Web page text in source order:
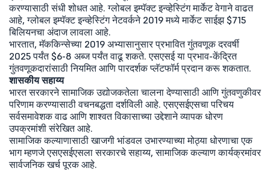
करण्यासाठी संधी शोधत आहे. ग्लोबल इम्पॅक्ट इन्व्हेस्टिंग मार्केट वेगाने वाढत
आहे, ग्लोबल इम्पॅक्ट इन्व्हेस्टिंग नेटवर्कने 2019 मध्ये मार्केट साईझ $715
बिलियनचा अंदाज लावला आहे.
भारतात, मॅककिन्सेच्या 2019 अभ्यासानुसार प्रभावित गुंतवणूक दरवर्षी
2025 पर्यंत $6-8 अब्ज पर्यंत वाढू शकते. एसएसई या प्रभाव-केंद्रित
गुंतवणूकदारांसाठी नियमित आणि पारदर्शक प्लॅटफॉर्म प्रदान करू शकतात.
शासकीय सहाय्य
भारत सरकारने सामाजिक उद्योजकतेला चालना देण्यासाठी आणि गुंतवणुकीवर
परिणाम करण्यासाठी वचनबद्धता दर्शविली आहे. एसएसईएसचा परिचय
सर्वसमावेशक वाढ आणि शाश्वत विकासाच्या उद्देशाने व्यापक धोरण
उपक्रमांशी संरेखित आहे.
सामाजिक कल्याणासाठी खाजगी भांडवल उभारण्याच्या मोठ्या धोरणाचा एक
भाग म्हणजे एसएसईएसला सरकारचे सहाय्य, सामाजिक कल्याण कार्यक्रमांवर
सार्वजनिक खर्च पूरक आहे.